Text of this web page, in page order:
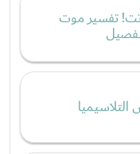
تفسير موت